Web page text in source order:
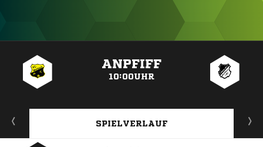
ANPFIFF
10:00UHR
SPIELVERLAUF